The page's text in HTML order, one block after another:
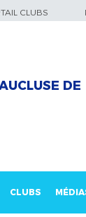
CLUBS
DE
CLUBS